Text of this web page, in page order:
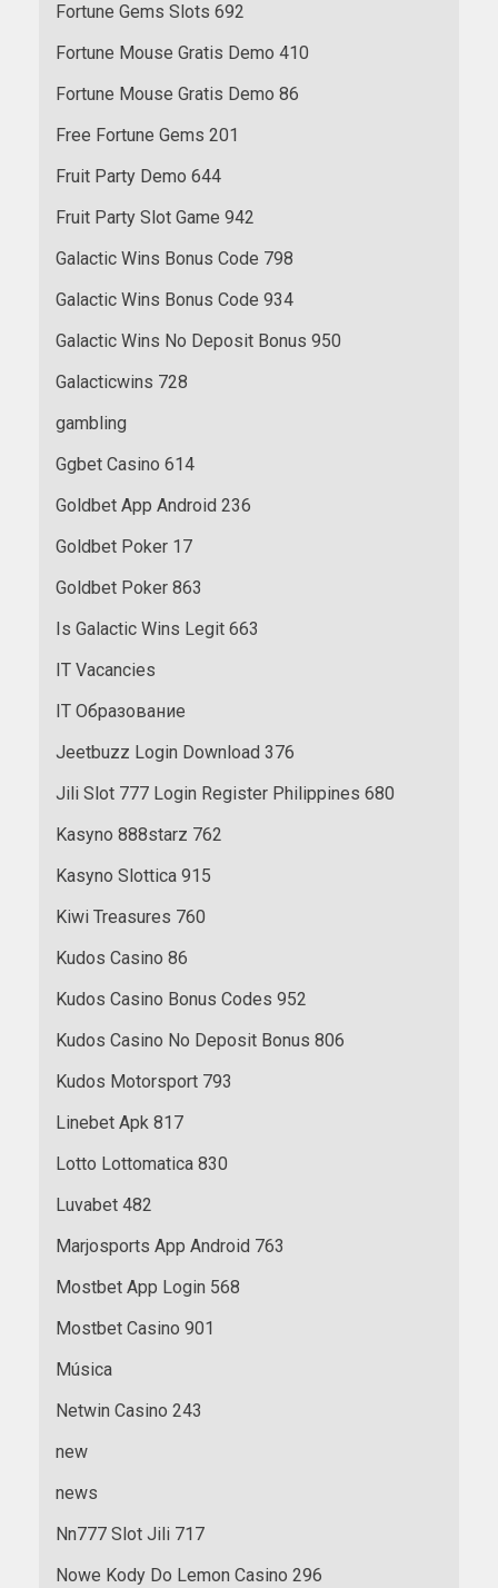
Fortune Gems Slots 692
Fortune Mouse Gratis Demo 410
Fortune Mouse Gratis Demo 86
Free Fortune Gems 201
Fruit Party Demo 644
Fruit Party Slot Game 942
Galactic Wins Bonus Code 798
Galactic Wins Bonus Code 934
Galactic Wins No Deposit Bonus 950
Galacticwins 728
gambling
Ggbet Casino 614
Goldbet App Android 236
Goldbet Poker 17
Goldbet Poker 863
Is Galactic Wins Legit 663
IT Vacancies
IT Образование
Jeetbuzz Login Download 376
Jili Slot 777 Login Register Philippines 680
Kasyno 888starz 762
Kasyno Slottica 915
Kiwi Treasures 760
Kudos Casino 86
Kudos Casino Bonus Codes 952
Kudos Casino No Deposit Bonus 806
Kudos Motorsport 793
Linebet Apk 817
Lotto Lottomatica 830
Luvabet 482
Marjosports App Android 763
Mostbet App Login 568
Mostbet Casino 901
Música
Netwin Casino 243
new
news
Nn777 Slot Jili 717
Nowe Kody Do Lemon Casino 296